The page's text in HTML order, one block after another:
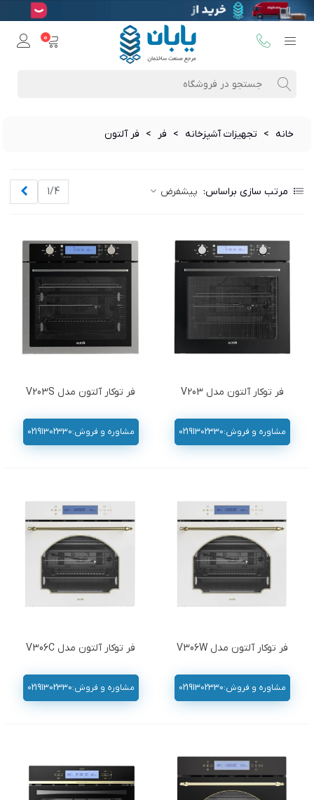
0
خانه > تجهیزات آشپزخانه > فر > فر آلتون
مرتب سازی براساس: پیشفرض 1/4
فر توکار آلتون مدل V203
مشاوره و فروش:02191302330
فر توکار آلتون مدل V203S
مشاوره و فروش:02191302330
فر توکار آلتون مدل V306W
مشاوره و فروش:02191302330
فر توکار آلتون مدل V306C
مشاوره و فروش:02191302330